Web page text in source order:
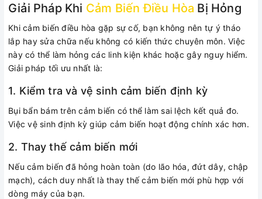
Giải Pháp Khi Cảm Biến Điều Hòa Bị Hỏng
Khi cảm biến điều hòa gặp sự cố, bạn không nên tự ý tháo
lắp hay sửa chữa nếu không có kiến thức chuyên môn. Việc
này có thể làm hỏng các linh kiện khác hoặc gây nguy hiểm.
Giải pháp tối ưu nhất là:
1. Kiểm tra và vệ sinh cảm biến định kỳ
Bụi bẩn bám trên cảm biến có thể làm sai lệch kết quả đo.
Việc vệ sinh định kỳ giúp cảm biến hoạt động chính xác hơn.
2. Thay thế cảm biến mới
Nếu cảm biến đã hỏng hoàn toàn (do lão hóa, đứt dây, chập
mạch), cách duy nhất là thay thế cảm biến mới phù hợp với
dòng máy của bạn.